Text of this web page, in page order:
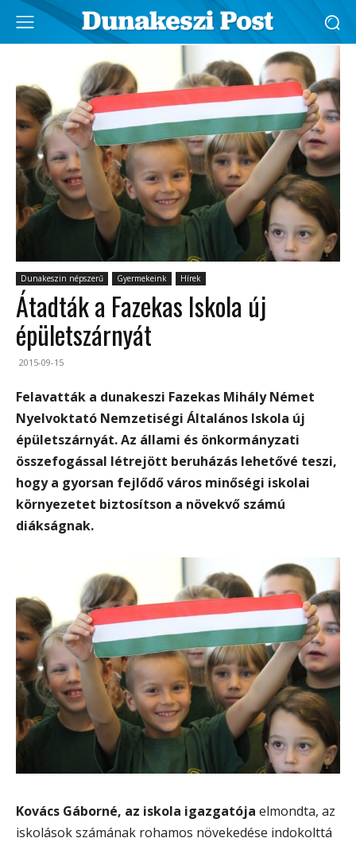
Dunakeszin népszerű Gyermekeink Hírek
Átadták a Fazekas Iskola új
épületszárnyát
2015-09-15
Felavatták a dunakeszi Fazekas Mihály Német
Nyelvoktató Nemzetiségi Általános Iskola új
épületszárnyát. Az állami és önkormányzati
összefogással létrejött beruházás lehetővé teszi,
hogy a gyorsan fejlődő város minőségi iskolai
környezetet biztosítson a növekvő számú
diákságnak.
Kovács Gáborné, az iskola igazgatója elmondta, az
iskolások számának rohamos növekedése indokolttá